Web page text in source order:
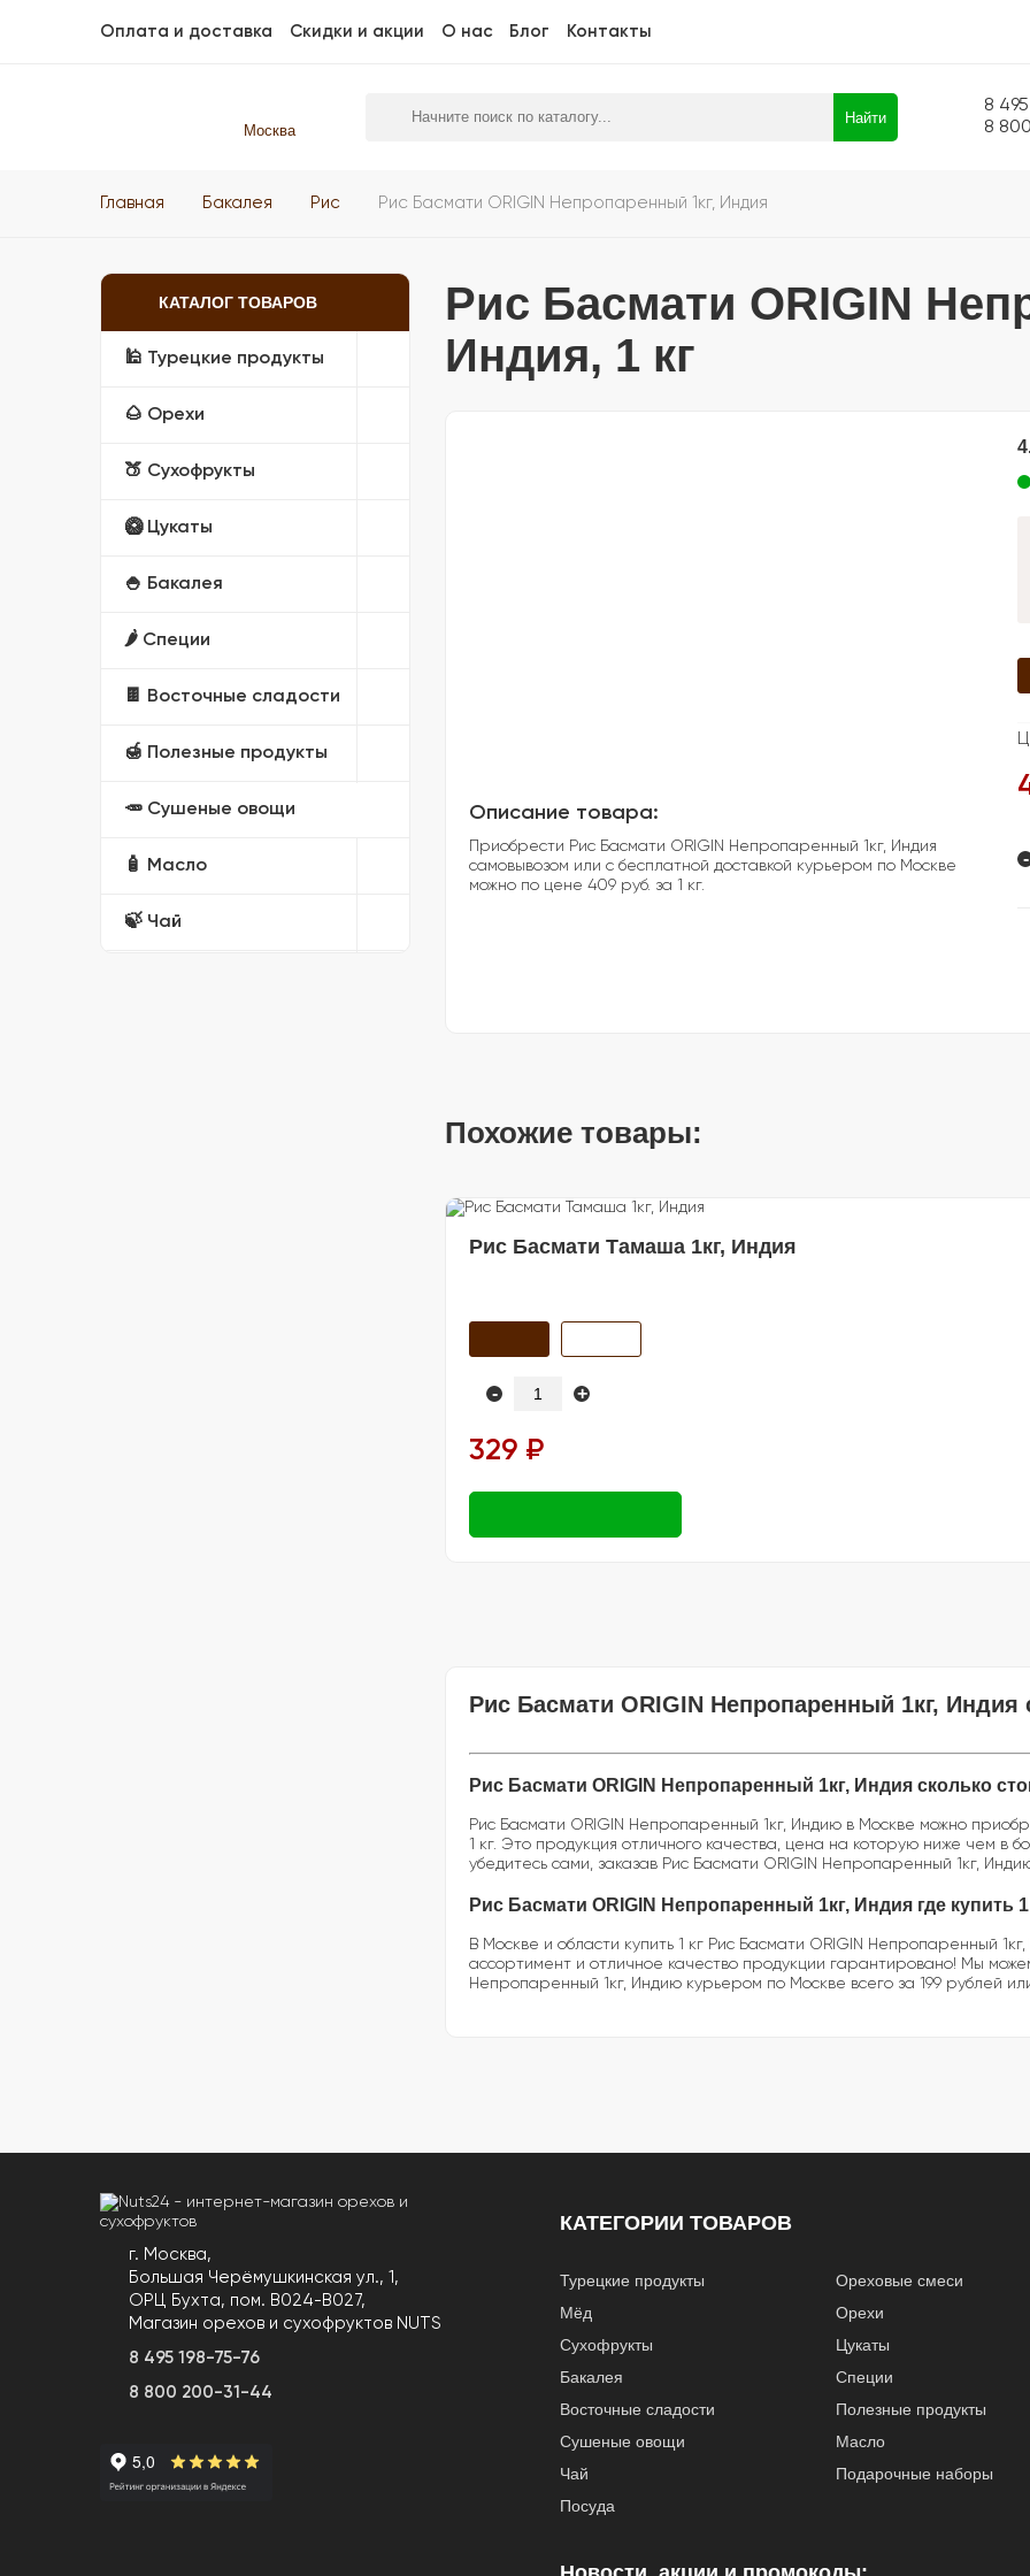
Оплата и доставка Скидки и акции О нас Блог Контакты
Москва
Найти
8
8
Главная Бакалея Рис Рис Басмати ORIGIN Непропаренный 1кг, Индия
КАТАЛОГ ТОВАРОВ
🕌 Турецкие продукты
🌰 Орехи
🍑 Сухофрукты
🥝 Цукаты
🍚 Бакалея
🌶️ Специи
🍫 Восточные сладости
🍯 Полезные продукты
🥕 Сушеные овощи
🧴 Масло
🍃 Чай
Рис Басмати ORIGIN
Индия, 1 кг
Описание товара:
Приобрести Рис Басмати ORIGIN Непропаренный 1кг, Индия
самовывозом или с бесплатной доставкой курьером по Москве
можно по цене 409 руб. за 1 кг.
-
Похожие товары:
Рис Басмати Тамаша 1кг, Индия
- +
329 ₽
Рис Басмати ORIGIN Непропаренный 1кг, Индия
Рис Басмати ORIGIN Непропаренный 1кг, Индия сколько
Рис Басмати ORIGIN Непропаренный 1кг, Индию в Москве можно
1 кг. Это продукция отличного качества, цена на которую ниже чем в
убедитесь сами, заказав Рис Басмати ORIGIN Непропаренный 1кг,
Рис Басмати ORIGIN Непропаренный 1кг, Индия где купить
В Москве и области купить 1 кг Рис Басмати ORIGIN Непропаренный
ассортимент и отличное качество продукции гарантировано! Мы
Непропаренный 1кг, Индию курьером по Москве всего за 199 рублей
г. Москва,
Большая Черёмушкинская ул., 1,
ОРЦ Бухта, пом. B024-B027,
Магазин орехов и сухофруктов NUTS
8 495 198-75-76
8 800 200-31-44
КАТЕГОРИИ ТОВАРОВ
Турецкие продукты
Ореховые смеси
Мёд
Орехи
Сухофрукты
Цукаты
Бакалея
Специи
Восточные сладости
Полезные продукты
Сушеные овощи
Масло
Чай
Подарочные наборы
Посуда